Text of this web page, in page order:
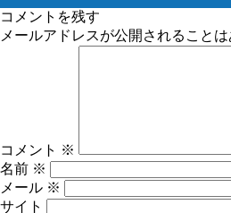
イ
ズ
コメントを残す
メールアドレスが公開されることは
コメント ※
名前 ※
メール ※
サイト